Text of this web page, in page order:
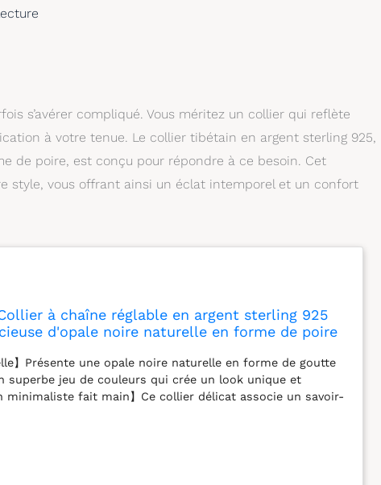
s’avérer compliqué. Vous méritez un collier qui reflète
à votre tenue. Le collier tibétain en argent sterling 925,
de poire, est conçu pour répondre à ce besoin. Cet
style, vous offrant ainsi un éclat intemporel et un confort
à chaîne réglable en argent sterling 925
d'opale noire naturelle en forme de poire
】Présente une opale noire naturelle en forme de goutte
superbe jeu de couleurs qui crée un look unique et
minimaliste fait main】Ce collier délicat associe un savoir-
et ajustement】Cette chaîne légère (4 grammes) présente
de 2 mm et un élégant pendentif en pierre précieuse
Conçue pour la polyvalence, elle est dotée d’une chaîne